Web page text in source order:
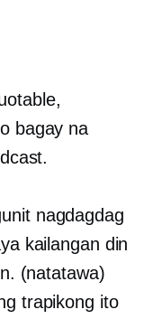
bagay na
nagdagdag
kailangan din
(natatawa)
trapikong ito